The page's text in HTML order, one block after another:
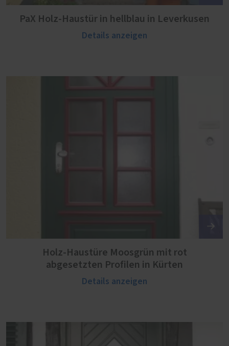
PaX Holz-Haustür in hellblau in Leverkusen
Details anzeigen
Holz-Haustüre Moosgrün mit rot
abgesetzten Profilen in Kürten
Details anzeigen